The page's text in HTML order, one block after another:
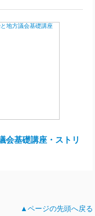
会基礎講座・ストリ
▲ページの先頭へ戻る